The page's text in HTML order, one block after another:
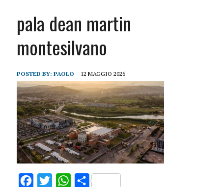
pala dean martin
montesilvano
POSTED BY: PAOLO 12 MAGGIO 2026
FacebookTwitterWhatsApp
Share